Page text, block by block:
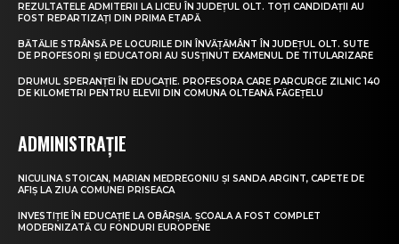
REZULTATELE ADMITERII LA LICEU ÎN JUDEȚUL OLT. TOȚI CANDIDAȚII AU
FOST REPARTIZAȚI DIN PRIMA ETAPĂ
BĂTĂLIE STRÂNSĂ PE LOCURILE DIN ÎNVĂȚĂMÂNT ÎN JUDEȚUL OLT. SUTE
DE PROFESORI ȘI EDUCATORI AU SUSȚINUT EXAMENUL DE TITULARIZARE
DRUMUL SPERANȚEI ÎN EDUCAȚIE. PROFESORA CARE PARCURGE ZILNIC 140
DE KILOMETRI PENTRU ELEVII DIN COMUNA OLTEANĂ FĂGEȚELU
ADMINISTRAȚIE
NICULINA STOICAN, MARIAN MEDREGONIU ȘI SANDA ARGINT, CAPETE DE
AFIȘ LA ZIUA COMUNEI PRISEACA
INVESTIȚIE ÎN EDUCAȚIE LA OBÂRȘIA. ȘCOALA A FOST COMPLET
MODERNIZATĂ CU FONDURI EUROPENE